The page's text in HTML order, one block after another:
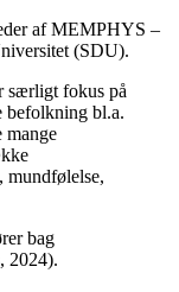
af MEMPHYS –
(SDU).
særligt fokus på
befolkning bl.a.
mange
mundfølelse,
bag
2024).